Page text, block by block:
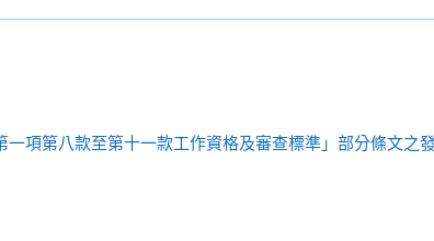
項第八款至第十一款工作資格及審查標準」部分條文之